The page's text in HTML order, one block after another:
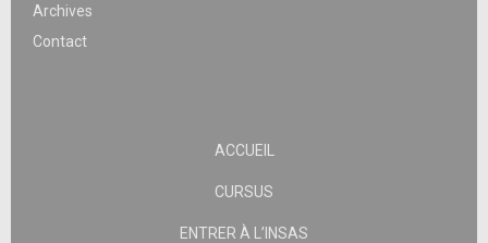
Archives
Contact
ACCUEIL
CURSUS
ENTRER À L’INSAS